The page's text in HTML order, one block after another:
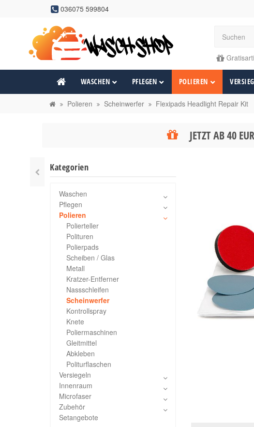
036075 599804
WASCHEN PFLEGEN POLIEREN
Polieren Scheinwerfer Flexipads Headlight Repair Kit
JETZT AB 40
Kategorien
Waschen
Pflegen
Polieren
Polierteller
Polituren
Polierpads
Scheiben / Glas
Metall
Kratzer-Entferner
Nassschleifen
Scheinwerfer
Kontrollspray
Knete
Poliermaschinen
Gleitmittel
Abkleben
Politurflaschen
Versiegeln
Innenraum
Microfaser
Zubehör
Setangebote